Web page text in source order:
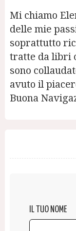
Mi chiamo
delle mie
soprattutto
tratte da libri
sono
avuto il
Buona
IL TUO NOME